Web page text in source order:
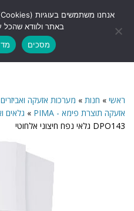
תפריט
ראשי » חנות » מערכות אזעקה ואביזרים
אזעקה תוצרת פימא - PIMA
» גלאים
DPO143 גלאי נפח חיצוני אלחוטי
באתר ולוודא
מסכים